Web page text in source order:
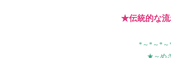
★伝統的な流
*～*～*～
★～め